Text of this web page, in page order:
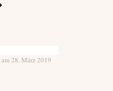
am28. März 2019